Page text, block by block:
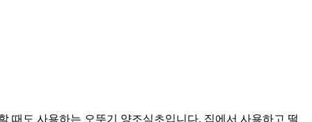
때도 사용하는 오뚜기 양조식초입니다. 집에서 사용하고 떨